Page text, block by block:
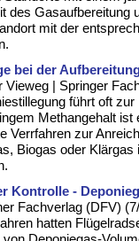
des Gasaufbereitung
mit der
bei der
Vieweg | Springer
führt oft
Methangehalt
Verrfahren zur
Biogas oder
Kontrolle -
Fachverlag (DFV)
hatten